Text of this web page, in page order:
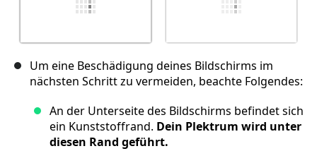
Um eine Beschädigung deines Bildschirms im
nächsten Schritt zu vermeiden, beachte Folgendes:
An der Unterseite des Bildschirms befindet sich
ein Kunststoffrand. Dein Plektrum wird unter
diesen Rand geführt.